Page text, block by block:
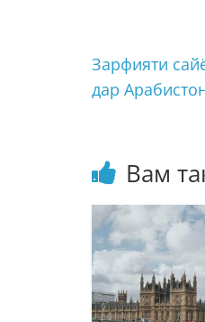
Зарфияти
дар
Вам